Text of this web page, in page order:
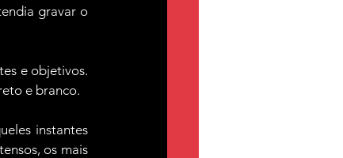
gravar o
e objetivos.
e branco.
instantes
os mais